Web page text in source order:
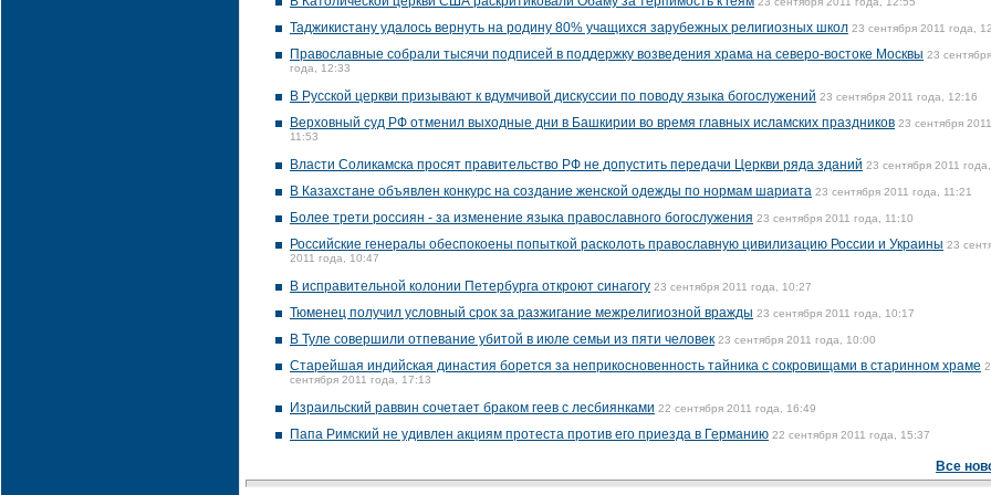
Таджикистану удалось вернуть на родину 80% учащихся зарубежных религиозных школ 23 сентября 2011 года,
Православные собрали тысячи подписей в поддержку возведения храма на северо-востоке Москвы 23
года, 12:33
В Русской церкви призывают к вдумчивой дискуссии по поводу языка богослужений 23 сентября 2011 года, 12:16
Верховный суд РФ отменил выходные дни в Башкирии во время главных исламских праздников 23 сентября 2011
11:53
Власти Соликамска просят правительство РФ не допустить передачи Церкви ряда зданий 23 сентября 2011
В Казахстане объявлен конкурс на создание женской одежды по нормам шариата 23 сентября 2011 года, 11:21
Более трети россиян - за изменение языка православного богослужения 23 сентября 2011 года, 11:10
Российские генералы обеспокоены попыткой расколоть православную цивилизацию России и Украины 23
2011 года, 10:47
В исправительной колонии Петербурга откроют синагогу 23 сентября 2011 года, 10:27
Тюменец получил условный срок за разжигание межрелигиозной вражды 23 сентября 2011 года, 10:17
В Туле совершили отпевание убитой в июле семьи из пяти человек 23 сентября 2011 года, 10:00
Старейшая индийская династия борется за неприкосновенность тайника с сокровищами в старинном храме
сентября 2011 года, 17:13
Израильский раввин сочетает браком геев с лесбиянками 22 сентября 2011 года, 16:49
Папа Римский не удивлен акциям протеста против его приезда в Германию 22 сентября 2011 года, 15:37
Все